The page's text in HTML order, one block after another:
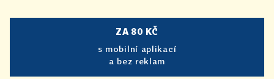
ZA 80 KČ
s mobilní aplikací
a bez reklam